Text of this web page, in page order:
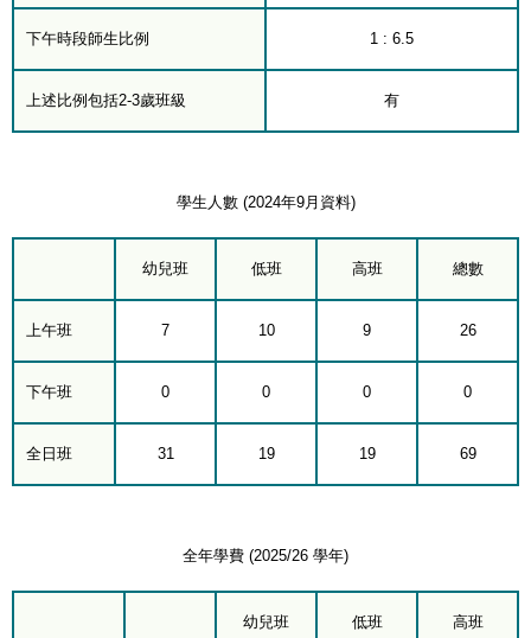
下午時段師生比例 1 : 6.5
上述比例包括2-3歲班級 有
學生人數 (2024年9月資料)
幼兒班 低班 高班 總數
上午班 7 10 9 26
下午班 0 0 0 0
全日班 31 19 19 69
全年學費 (2025/26 學年)
幼兒班 低班 高班